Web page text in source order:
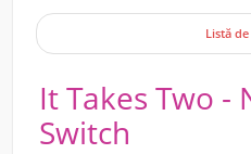
Listă
It Takes Two -
Switch